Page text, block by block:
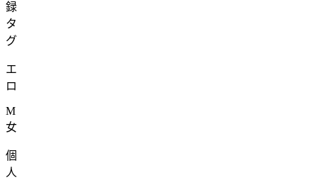
録
タ
グ
エ
ロ
M
女
個
人